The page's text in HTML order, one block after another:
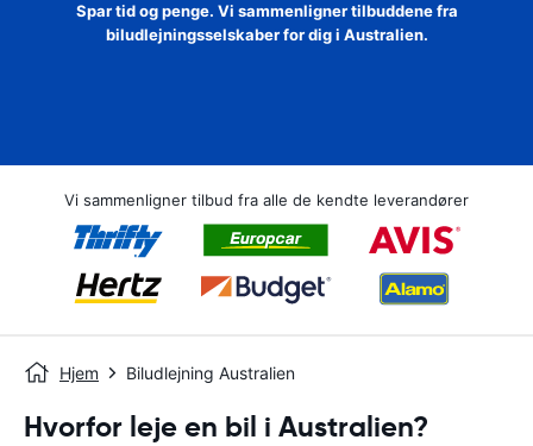
Spar tid og penge. Vi sammenligner tilbuddene fra
biludlejningsselskaber for dig i Australien.
Vi sammenligner tilbud fra alle de kendte leverandører
Hjem Biludlejning Australien
Hvorfor leje en bil i Australien?